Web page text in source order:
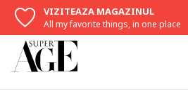
VIZITEAZA MAGAZINUL
All my favorite things, in one place